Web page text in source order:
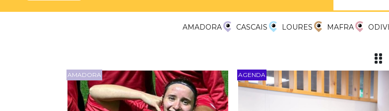
AMADORA CASCAIS LOURES MAFRA
AMADORA AGENDA